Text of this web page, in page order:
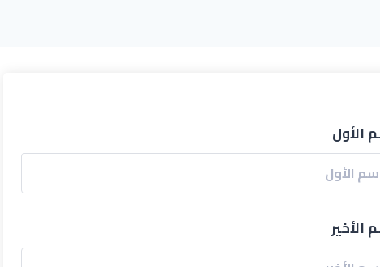
الأول
الأخير